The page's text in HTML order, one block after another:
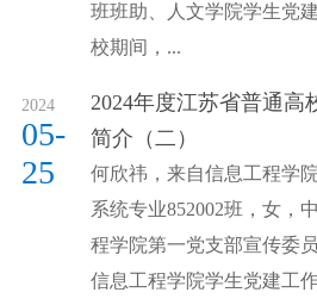
班班助、人文学院学生党
校期间，...
2024
05-
25
2024年度江苏省普通高
简介（二）
何欣祎，来自信息工程学
系统专业852002班，女，
程学院第一党支部宣传委
信息工程学院学生党建工